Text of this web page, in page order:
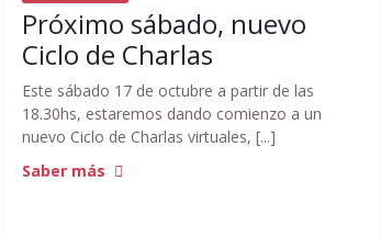
Próximo sábado, nuevo
Ciclo de Charlas
Este sábado 17 de octubre a partir de las
18.30hs, estaremos dando comienzo a un
nuevo Ciclo de Charlas virtuales, [...]
Saber más